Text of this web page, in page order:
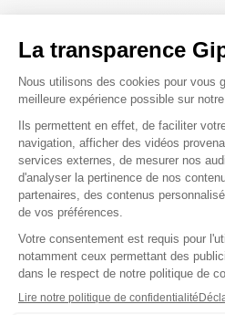
Description
Conseils d'utilisation
Composition
Caractéristiques